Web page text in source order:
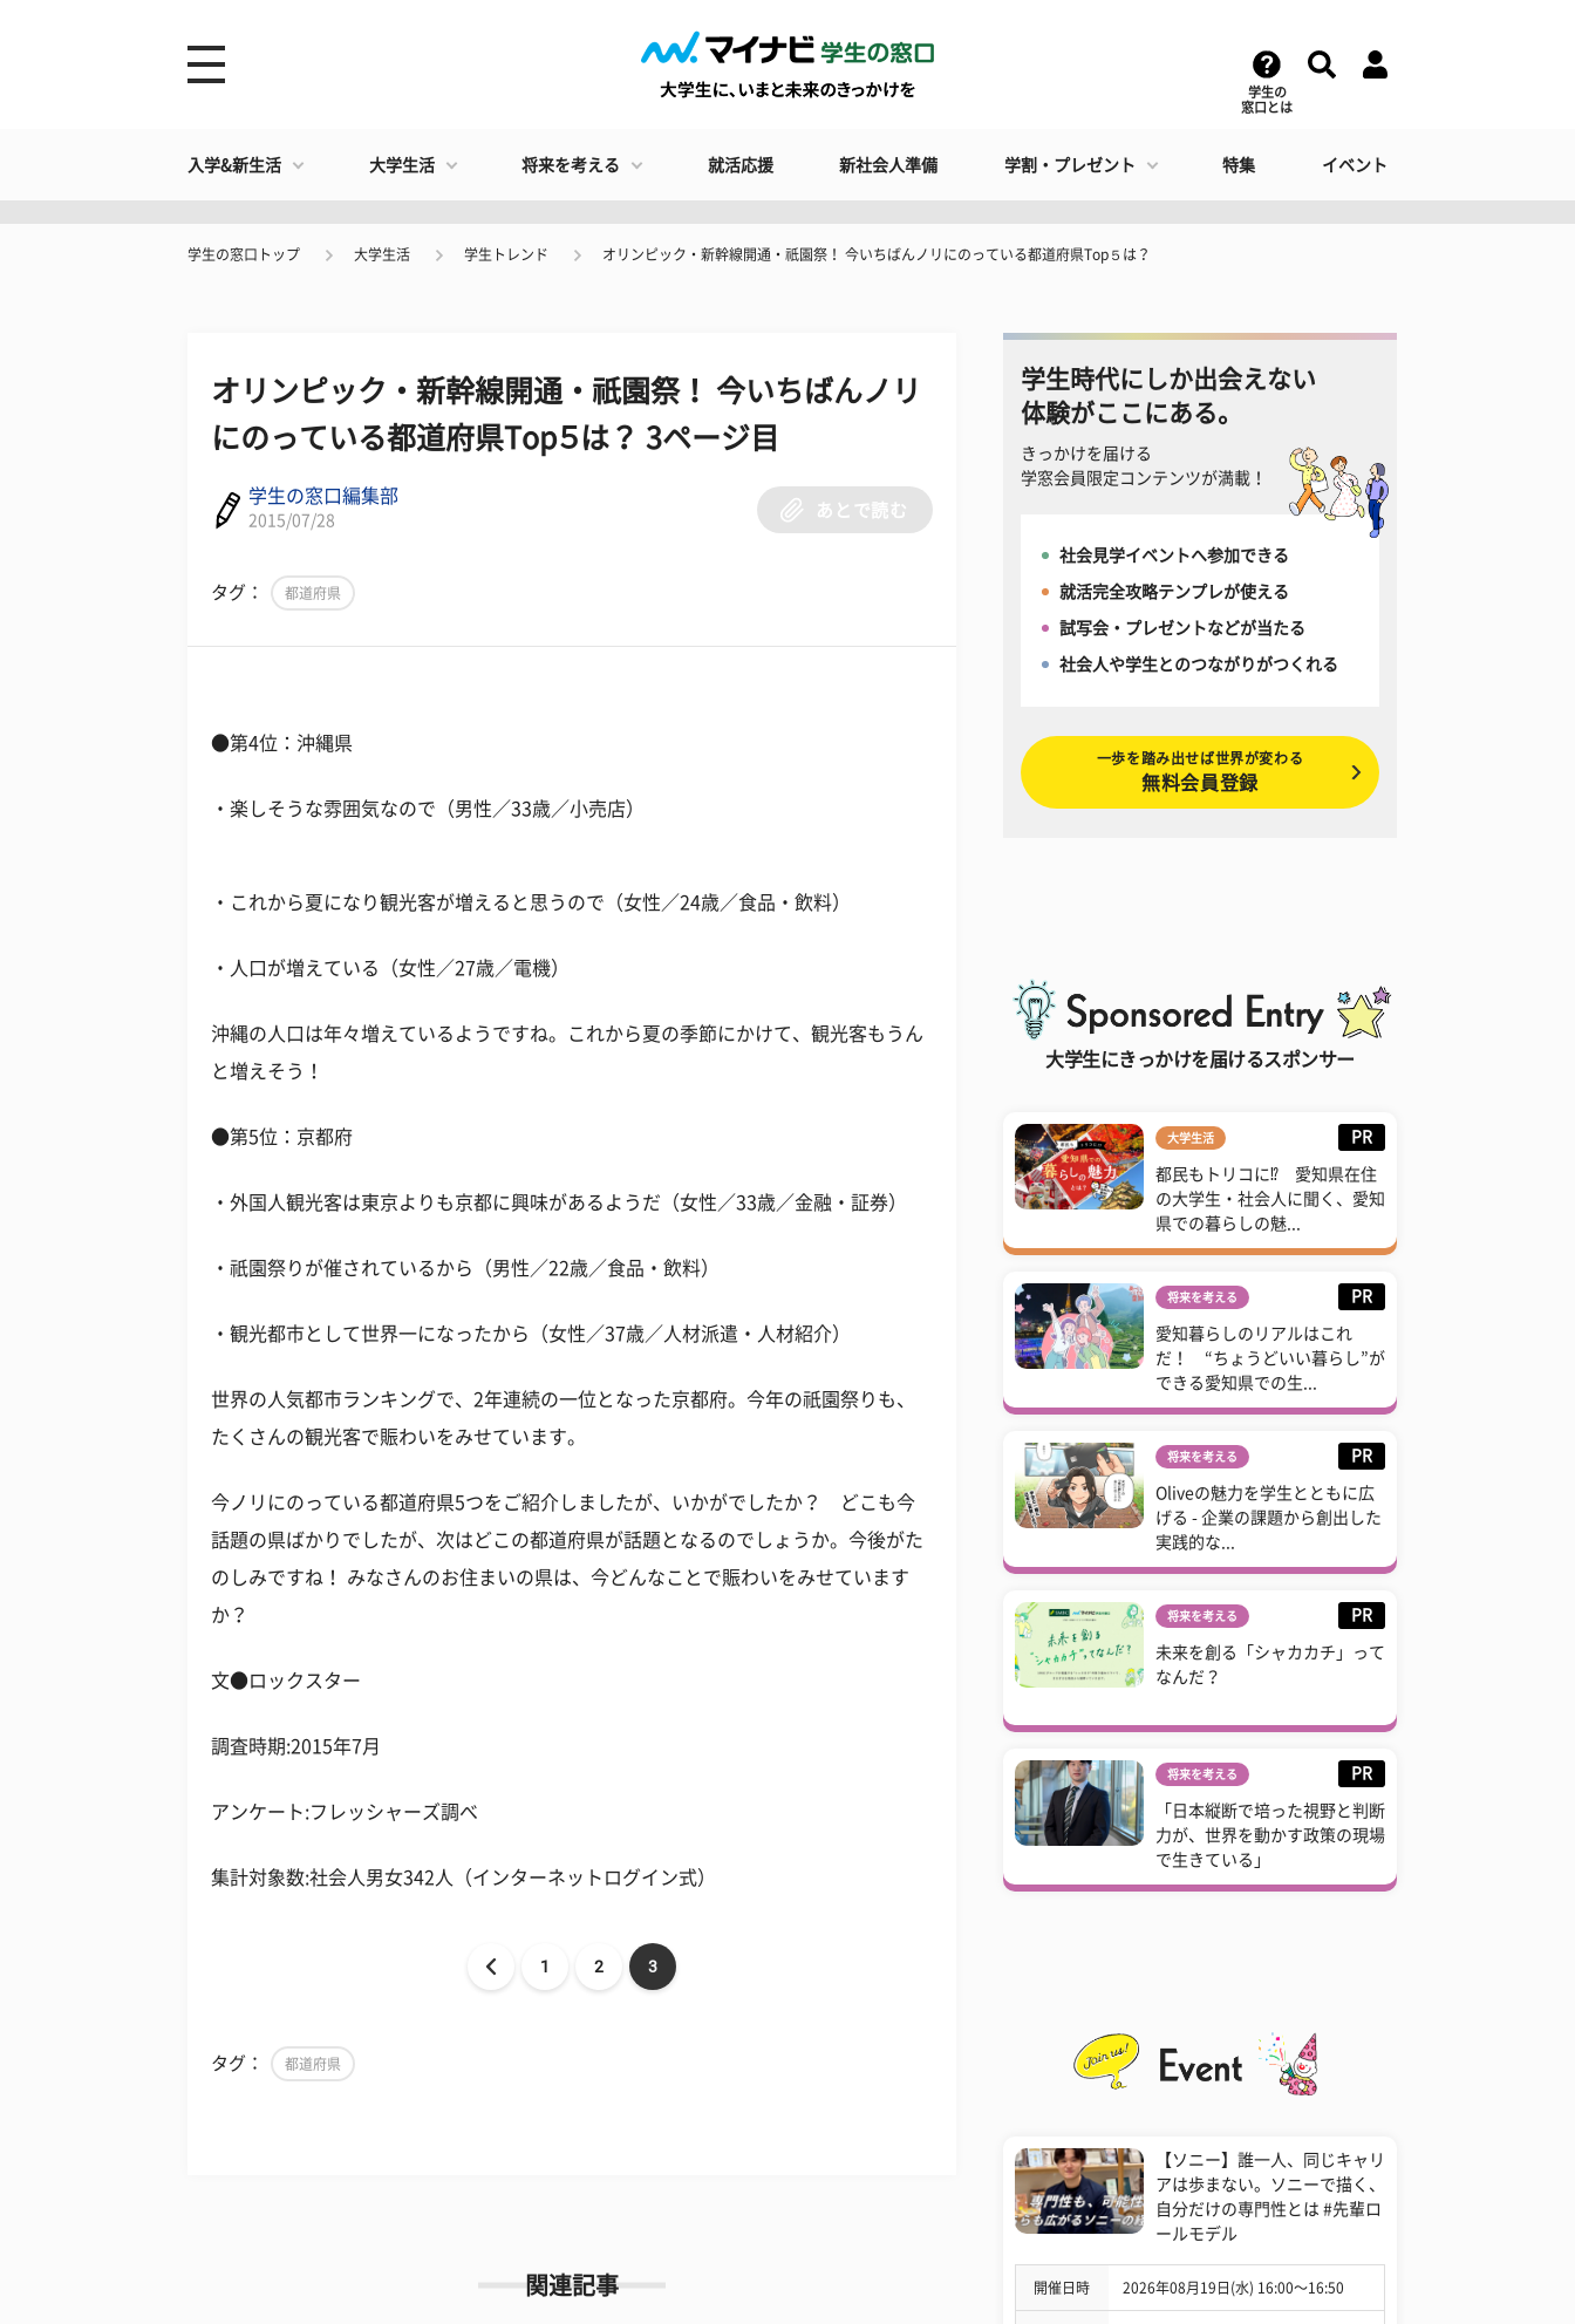
学生の
窓口とは
入学&新生活 大学生活 将来を考える 就活応援 新社会人準備 学割・プレゼント 特集 イベント
学生の窓口トップ 大学生活 学生トレンド オリンピック・新幹線開通・祇園祭！ 今いちばんノリにのっている都道府県Top５は？
オリンピック・新幹線開通・祇園祭！ 今いちばんノリ
にのっている都道府県Top５は？ 3ページ目
学生の窓口編集部
2015/07/28
あとで読む
タグ： 都道府県
●第4位：沖縄県
・楽しそうな雰囲気なので（男性／33歳／小売店）
・これから夏になり観光客が増えると思うので（女性／24歳／食品・飲料）
・人口が増えている（女性／27歳／電機）
沖縄の人口は年々増えているようですね。これから夏の季節にかけて、観光客もうん
と増えそう！
●第5位：京都府
・外国人観光客は東京よりも京都に興味があるようだ（女性／33歳／金融・証券）
・祇園祭りが催されているから（男性／22歳／食品・飲料）
・観光都市として世界一になったから（女性／37歳／人材派遣・人材紹介）
世界の人気都市ランキングで、2年連続の一位となった京都府。今年の祇園祭りも、
たくさんの観光客で賑わいをみせています。
今ノリにのっている都道府県5つをご紹介しましたが、いかがでしたか？ どこも今
話題の県ばかりでしたが、次はどこの都道府県が話題となるのでしょうか。今後がた
のしみですね！ みなさんのお住まいの県は、今どんなことで賑わいをみせています
か？
文●ロックスター
調査時期:2015年7月
アンケート:フレッシャーズ調べ
集計対象数:社会人男女342人（インターネットログイン式）
1 2 3
タグ： 都道府県
関連記事
学生時代にしか出会えない
体験がここにある。
きっかけを届ける
学窓会員限定コンテンツが満載！
社会見学イベントへ参加できる
就活完全攻略テンプレが使える
試写会・プレゼントなどが当たる
社会人や学生とのつながりがつくれる
一歩を踏み出せば世界が変わる
無料会員登録
大学生にきっかけを届けるスポンサー
大学生活 PR
都民もトリコに⁉ 愛知県在住
の大学生・社会人に聞く、愛知
県での暮らしの魅...
将来を考える PR
愛知暮らしのリアルはこれ
だ！ “ちょうどいい暮らし”が
できる愛知県での生...
将来を考える PR
Oliveの魅力を学生とともに広
げる - 企業の課題から創出した
実践的な...
将来を考える PR
未来を創る「シャカカチ」って
なんだ？
将来を考える PR
「日本縦断で培った視野と判断
力が、世界を動かす政策の現場
で生きている」
【ソニー】誰一人、同じキャリ
アは歩まない。ソニーで描く、
自分だけの専門性とは #先輩ロ
ールモデル
開催日時 2026年08月19日(水) 16:00〜16:50